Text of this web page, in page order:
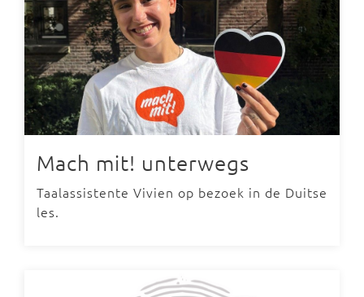
Mach mit! unterwegs
Taalassistente Vivien op bezoek in de Duitse
les.